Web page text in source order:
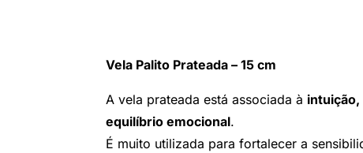
Vela Palito Prateada – 15 cm
A vela prateada está associada à
equilíbrio emocional.
É muito utilizada para fortalecer a